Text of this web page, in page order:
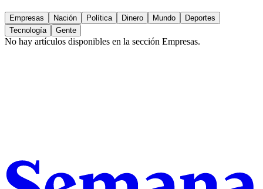
Empresas Nación Política Dinero Mundo
Deportes
Tecnología
Gente
No hay artículos disponibles en la sección Empresas.